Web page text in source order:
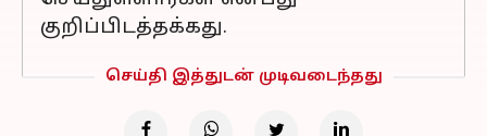
குறிப்பிடத்தக்கது.
செய்தி இத்துடன் முடிவடைந்தது